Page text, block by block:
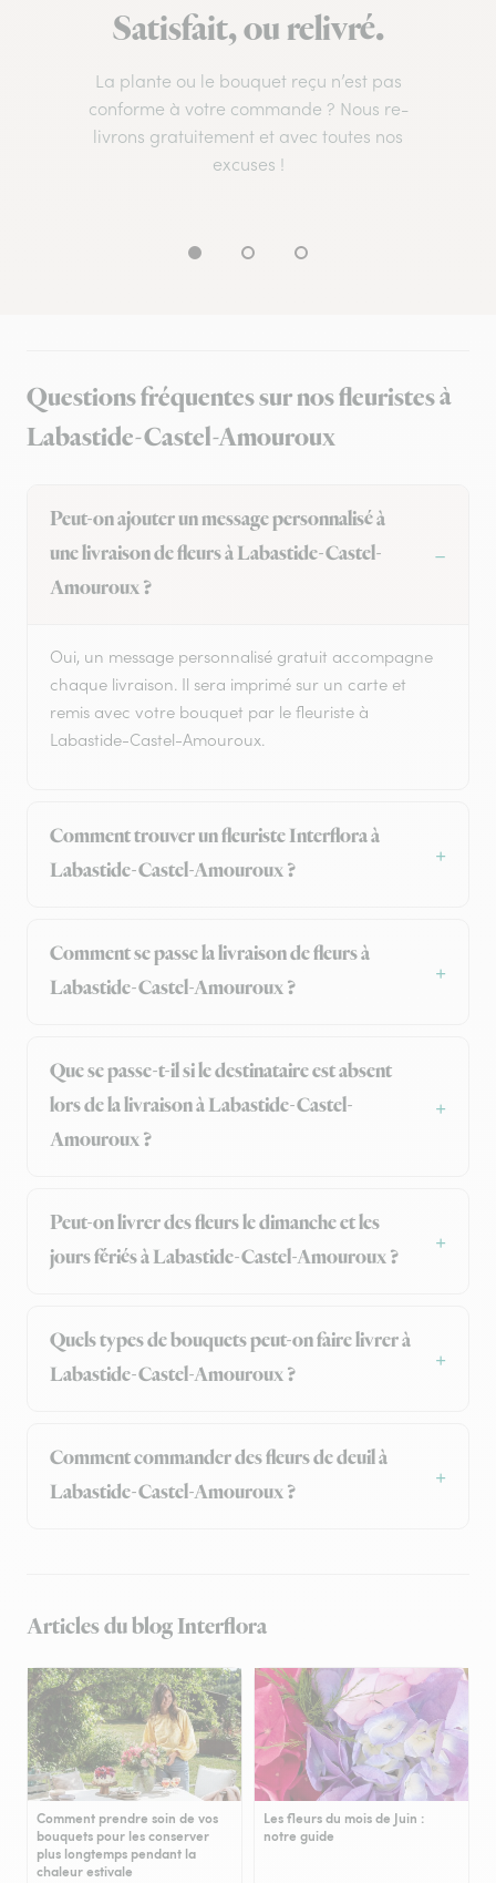
Satisfait, ou relivré.
La plante ou le bouquet reçu n’est pas
conforme à votre commande ? Nous re-
livrons gratuitement et avec toutes nos
excuses !
Questions fréquentes sur nos fleuristes à
Labastide-Castel-Amouroux
Peut-on ajouter un message personnalisé à
une livraison de fleurs à Labastide-Castel-
Amouroux ?
Oui, un message personnalisé gratuit accompagne
chaque livraison. Il sera imprimé sur un carte et
remis avec votre bouquet par le fleuriste à
Labastide-Castel-Amouroux.
Comment trouver un fleuriste Interflora à
Labastide-Castel-Amouroux ?
Comment se passe la livraison de fleurs à
Labastide-Castel-Amouroux ?
Que se passe-t-il si le destinataire est absent
lors de la livraison à Labastide-Castel-
Amouroux ?
Peut-on livrer des fleurs le dimanche et les
jours fériés à Labastide-Castel-Amouroux ?
Quels types de bouquets peut-on faire livrer à
Labastide-Castel-Amouroux ?
Comment commander des fleurs de deuil à
Labastide-Castel-Amouroux ?
Articles du blog Interflora
Comment prendre soin de vos
bouquets pour les conserver
plus longtemps pendant la
chaleur estivale
Les fleurs du mois de Juin :
notre guide